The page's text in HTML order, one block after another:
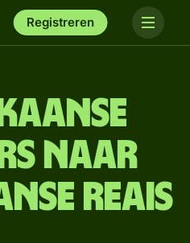
Registreren
naar
reais